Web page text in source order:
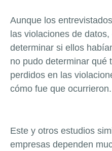
Aunque los
las violaciones de
determinar si ellos
no pudo determinar qué
perdidos en las
cómo fue que ocurrieron.
Este y otros estudios
empresas dependen